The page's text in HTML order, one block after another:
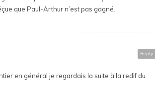
que Paul-Arthur n’est pas gagné.
Reply
en général je regardais la suite à la redif du